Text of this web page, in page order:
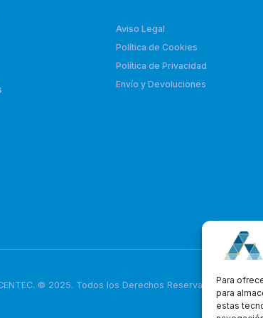
Para
para
estas
Aviso Legal
Política de Cookies
Política de Privacidad
Envío y Devoluciones
© 2025. Todos los Derechos Reservados